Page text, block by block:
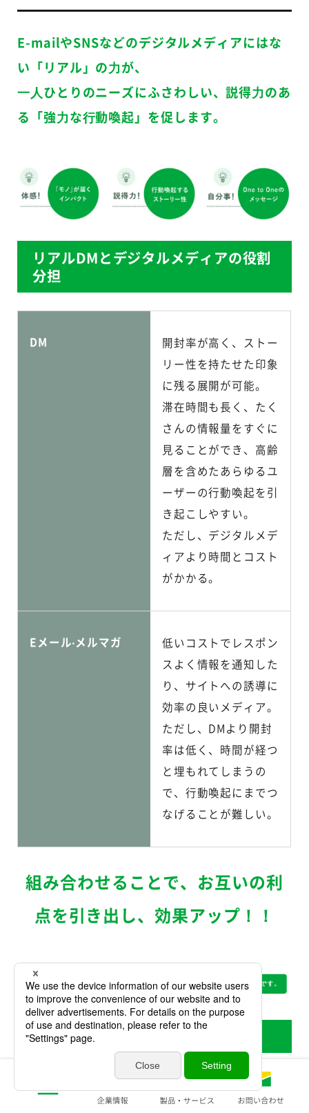
E-mailやSNSなどのデジタルメディアにはな
い「リアル」の⼒が、
⼀⼈ひとりのニーズにふさわしい、説得⼒のあ
る「強⼒な⾏動喚起」を促します。
リアルDMとデジタルメディアの役割
分担
DM
開封率が高く、ストー
リー性を持たせた印象
に残る展開が可能。
滞在時間も長く、たく
さんの情報量をすぐに
見ることができ、高齢
層を含めたあらゆるユ
ーザーの行動喚起を引
き起こしやすい。
ただし、デジタルメデ
ィアより時間とコスト
がかかる。
Eメール‧メルマガ
低いコストでレスポン
スよく情報を通知した
り、サイトへの誘導に
効率の良いメディア。
ただし、DMより開封
率は低く、時間が経つ
と埋もれてしまうの
で、行動喚起にまでつ
なげることが難しい。
組み合わせることで、お互いの利
点を引き出し、効果アップ！！
パーソナライズ印刷とは
ページ毎に固有の情報がプリントされ、
顧客が
欲しい情報、顧客の条件によって様々なパター